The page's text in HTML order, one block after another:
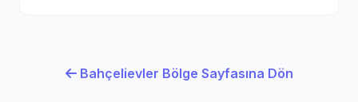
Bahçelievler Bölge Sayfasına Dön